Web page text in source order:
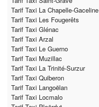
Tarif Taxi La Chapelle-Gaceline
Tarif Taxi Les Fougerêts
Tarif Taxi Glénac
Tarif Taxi Arzal
Tarif Taxi Le Guerno
Tarif Taxi Muzillac
Tarif Taxi La Trinité-Surzur
Tarif Taxi Quiberon
Tarif Taxi Langoëlan
Tarif Taxi Locmalo